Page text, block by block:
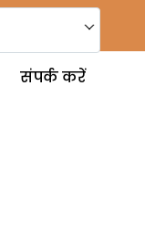
संपर्क करें